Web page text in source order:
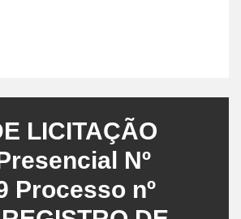
LICITAÇÃO
Nº
Processo nº